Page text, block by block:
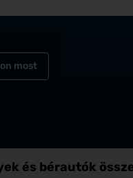
és bérautók
most